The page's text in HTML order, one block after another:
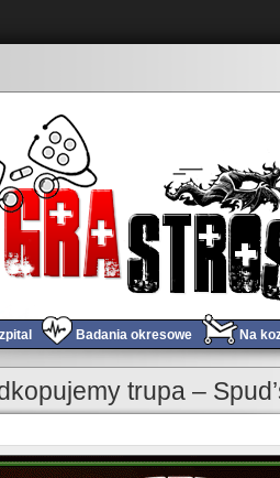
Badania okresowe Na
– najwięksi detektywi wszechświata.
trupa –